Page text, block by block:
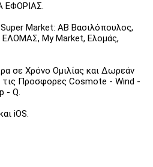
ΕΦΟΡΙΑΣ.
Market: ΑΒ Βασιλόπουλος,
ΕΛΟΜΑΣ, My Market, Ελομάς,
σε Χρόνο Ομιλίας και Δωρεάν
τις Προσφορες Cosmote - Wind -
- Q.
iOS.